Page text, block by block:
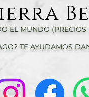
EL MUNDO
TE AYUDAMOS